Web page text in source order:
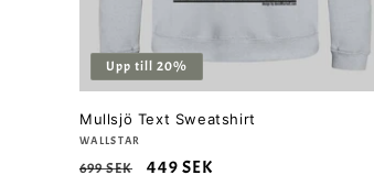
Upp till 20%
Mullsjö Text Sweatshirt
Säljare:
WALLSTAR
Ordinarie
699 SEK Försäljningspris
449 SEK